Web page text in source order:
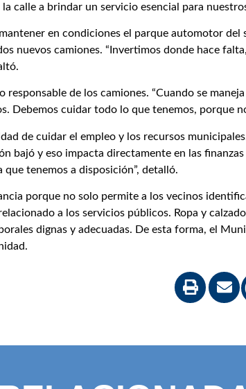
calle a brindar un servicio esencial para
en condiciones el parque automotor del
nuevos camiones. “Invertimos donde hace
de los camiones. “Cuando se
Debemos cuidar todo lo que tenemos, porque
de cuidar el empleo y los recursos
bajó y eso impacta directamente en las
tenemos a disposición”, detalló.
porque no solo permite a los vecinos
a los servicios públicos. Ropa y
dignas y adecuadas. De esta forma, el